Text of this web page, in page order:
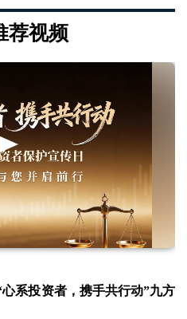
荐视频
心系投资者，携手共行动”九方